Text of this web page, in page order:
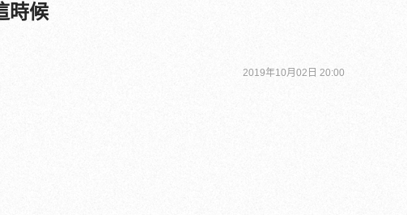
時候
2019年10月02日 20:00